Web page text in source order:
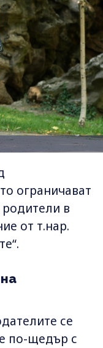
ограничават
в
от т.нар.
се
по-щедър с